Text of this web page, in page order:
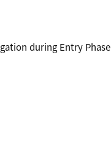
during Entry Phase